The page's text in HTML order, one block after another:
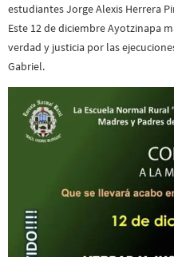
estudiantes Jorge Alexis Herrera
Este 12 de diciembre Ayotzinapa
verdad y justicia por las
Gabriel.